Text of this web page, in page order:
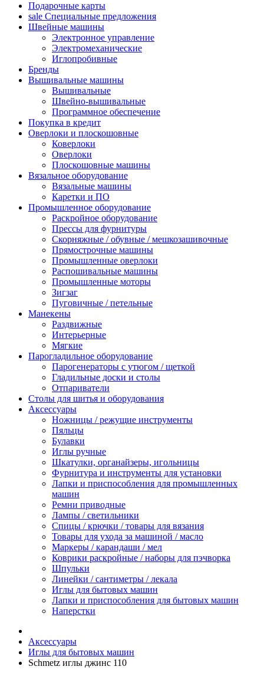
Подарочные карты
sale Специальные предложения
Швейные машины
Электронное управление
Электромеханические
Иглопробивные
Бренды
Вышивальные машины
Вышивальные
Швейно-вышивальные
Программное обеспечение
Покупка в кредит
Оверлоки и плоскошовные
Коверлоки
Оверлоки
Плоскошовные машины
Вязальное оборудование
Вязальные машины
Каретки и ПО
Промышленное оборудование
Раскройное оборудование
Прессы для фурнитуры
Скорняжные / обувные / мешкозашивочные
Прямострочные машины
Промышленные оверлоки
Распошивальные машины
Промышленные моторы
Зигзаг
Пуговичные / петельные
Манекены
Раздвижные
Интерьерные
Мягкие
Парогладильное оборудование
Парогенераторы с утюгом / щеткой
Гладильные доски и столы
Отпариватели
Столы для шитья и оборудования
Аксессуары
Ножницы / режущие инструменты
Пяльцы
Булавки
Иглы ручные
Шкатулки, органайзеры, игольницы
Фурнитура и инструменты для установки
Лапки и приспособления для промышленных
машин
Ремни приводные
Лампы / светильники
Спицы / крючки / товары для вязания
Товары для ухода за машиной / масло
Маркеры / карандаши / мел
Коврики раскройные / наборы для пэчворка
Шпульки
Линейки / сантиметры / лекала
Иглы для бытовых машин
Лапки и приспособления для бытовых машин
Наперстки
Аксессуары
Иглы для бытовых машин
Schmetz иглы джинс 110